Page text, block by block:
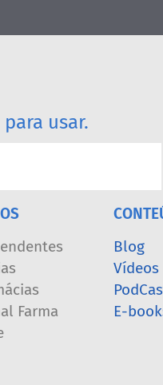
usar.
Farma
Blog
Vídeos
E-